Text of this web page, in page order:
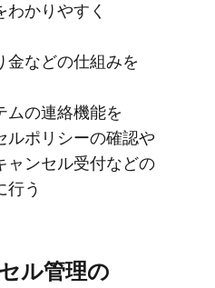
わかりやすく​​
金などの​​仕組みを​​
ムの​​連絡機能を​​
ルポリシーの​​確認や​​
ャンセル受付などの​​
行う
ル管理の​